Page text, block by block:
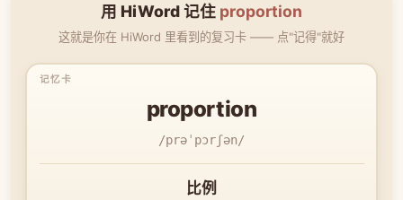
用 HiWord 记住 proportion
这就是你在 HiWord 里看到的复习卡 —— 点"记得"就好
proportion
/prəˈpɔrʃən/
比例